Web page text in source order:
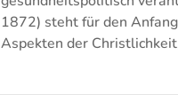
1872) steht für den
Aspekten der